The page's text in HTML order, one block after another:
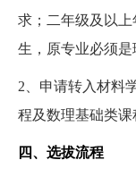
求；二年级及以
生，原专业必须是
2 、申请转入材料
程及数理基础类课
四、选拔流程